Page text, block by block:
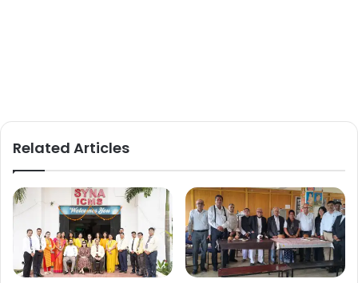
Related Articles